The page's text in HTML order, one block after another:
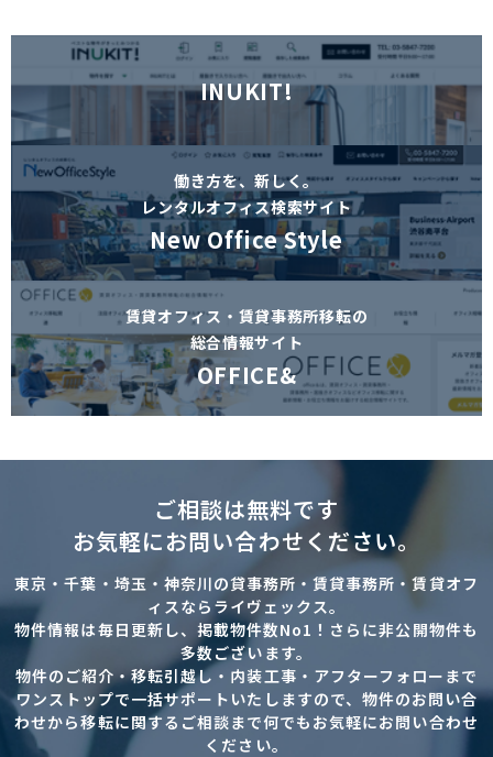
INUKIT!
働き方を、新しく。
レンタルオフィス検索サイト
New Office Style
賃貸オフィス・賃貸事務所移転の
総合情報サイト
OFFICE&
ご相談は無料です
お気軽にお問い合わせください。
東京・千葉・埼玉・神奈川の貸事務所・賃貸事務所・賃貸オフ
ィスならライヴェックス。
物件情報は毎日更新し、掲載物件数No1！さらに非公開物件も
多数ございます。
物件のご紹介・移転引越し・内装工事・アフターフォローまで
ワンストップで一括サポートいたしますので、物件のお問い合
わせから移転に関するご相談まで何でもお気軽にお問い合わせ
ください。